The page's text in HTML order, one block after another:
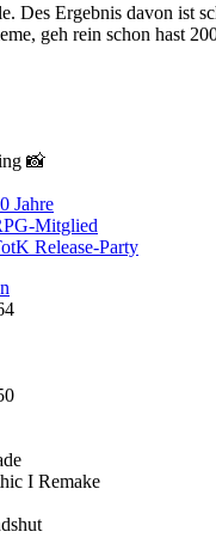
Des Ergebnis davon ist
geh rein schon hast
📸
I Remake